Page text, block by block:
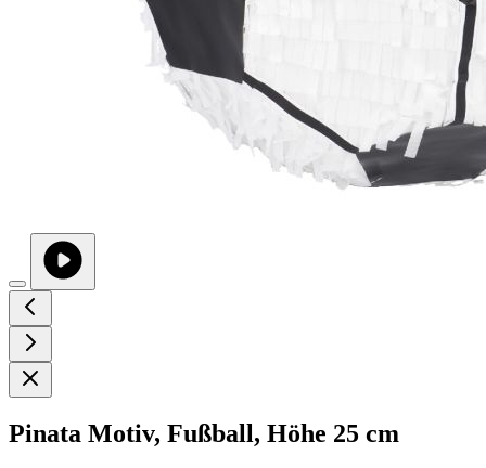
Pinata Motiv, Fußball, Höhe 25 cm